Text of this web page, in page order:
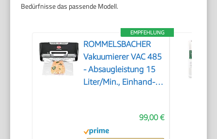
Bedürfnisse das passende Modell.
EMPFEHLUNG
ROMMELSBACHER
Vakuumierer VAC 485
- Absaugleistung 15
Liter/Min., Einhand-
geeignet, Doppel-
Versiegelungsnaht, 2
99,00 €